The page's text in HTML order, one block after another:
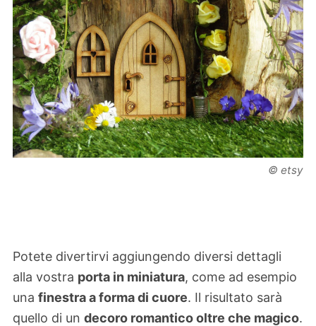
© etsy
Potete divertirvi aggiungendo diversi dettagli
alla vostra porta in miniatura, come ad esempio
una finestra a forma di cuore. Il risultato sarà
quello di un decoro romantico oltre che magico.